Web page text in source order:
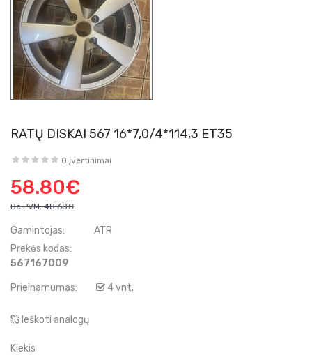
RATŲ DISKAI 567 16*7,0/4*114,3 ET35
0 įvertinimai
58.80€
Be PVM: 48.60€
Gamintojas:
ATR
Prekės kodas:
567167009
Prieinamumas: 4 vnt.
Ieškoti analogų
Kiekis